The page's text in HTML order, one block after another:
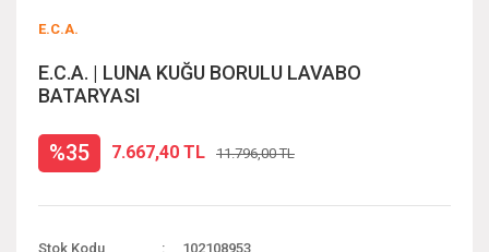
E.C.A.
E.C.A. | LUNA KUĞU BORULU LAVABO
BATARYASI
%35 7.667,40 TL 11.796,00 TL
Stok Kodu
102108953